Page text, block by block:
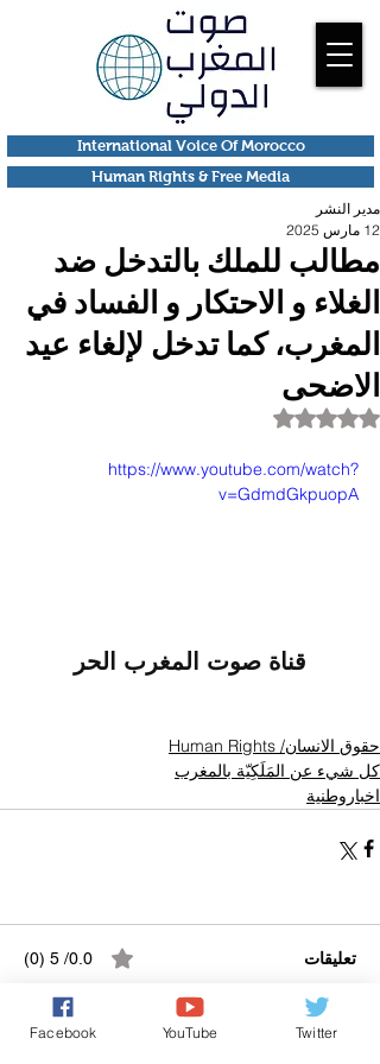
Human Rights & Free Media
International Voice Of Morocco
مطالب للملك بالتدخل ضد
الغلاء و الاحتكار و الفساد في
المغرب، كما تدخل لإلغاء عيد
الاضحى
مدير النشر
12 مارس 2025
تم التقييم بـ ليس رقمًا من أصل 5 نجوم.
https://www.youtube.com/watch?
v=GdmdGkpuopA
قناة صوت المغرب الحر
حقوق الانسان/ Human Rights
كل شيء عن المَلَكِيّة بالمغرب
اخباروطنية
تعليقات 0.0/ 5 (0)
Facebook YouTube Twitter